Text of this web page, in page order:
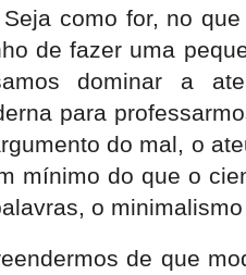
como for, no
de fazer uma
dominar a
para
do mal, o
mínimo do que o
o
de que